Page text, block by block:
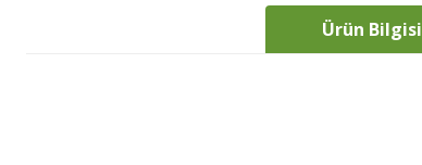
Ürün Bilgisi